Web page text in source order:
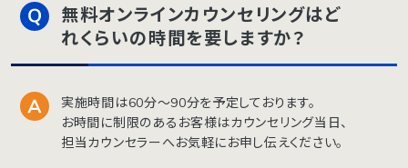
無料オンラインカウンセリングはど
れくらいの時間を要しますか？
実施時間は60分〜90分を予定しております。
お時間に制限のあるお客様はカウンセリング当日、
担当カウンセラーへお気軽にお申し伝えください。